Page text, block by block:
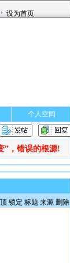
个人空间
”，错误的根源!
锁定 标题 来源 删除